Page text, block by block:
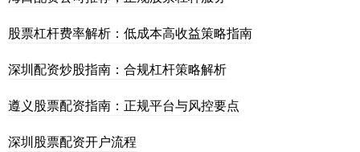
股票杠杆费率解析：低成本高收益策略指南
深圳配资炒股指南：合规杠杆策略解析
遵义股票配资指南：正规平台与风控要点
深圳股票配资开户流程